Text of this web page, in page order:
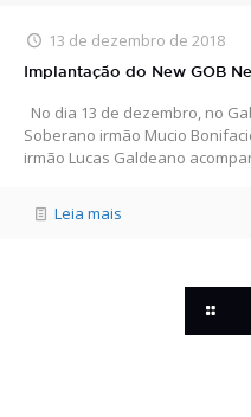
13 de dezembro de 2018
Implantação do New GOB
No dia 13 de dezembro, no
Soberano irmão Mucio
irmão Lucas Galdeano
Leia mais